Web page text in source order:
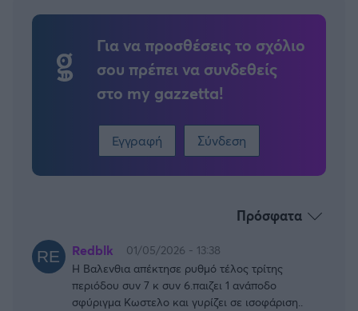
Για να προσθέσεις το σχόλιο
σου πρέπει να συνδεθείς
στο my gazzetta!
Εγγραφή Σύνδεση
Πρόσφατα
Redblk
01/05/2026 - 13:38
Η Βαλενθια απέκτησε ρυθμό τέλος τρίτης
περιόδου συν 7 κ συν 6.παιζει 1 ανάποδο
σφύριγμα Κωστελο και γυρίζει σε ισοφάριση..